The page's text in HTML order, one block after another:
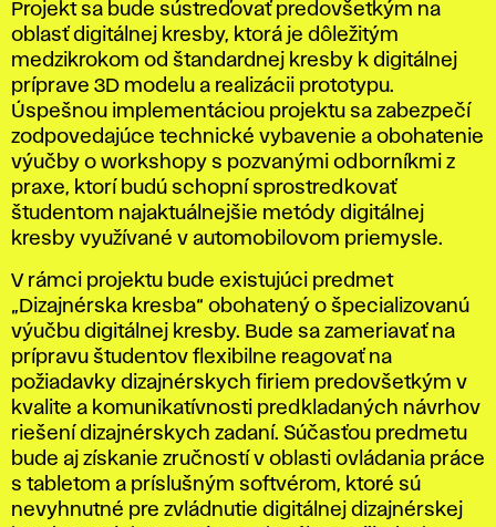
Projekt sa bude sústreďovať predovšetkým na
oblasť digitálnej kresby, ktorá je dôležitým
medzikrokom od štandardnej kresby k digitálnej
príprave 3D modelu a realizácii prototypu.
Úspešnou implementáciou projektu sa zabezpečí
zodpovedajúce technické vybavenie a obohatenie
výučby o workshopy s pozvanými odborníkmi z
praxe, ktorí budú schopní sprostredkovať
študentom najaktuálnejšie metódy digitálnej
kresby využívané v automobilovom priemysle.
V rámci projektu bude existujúci predmet
„Dizajnérska kresba“ obohatený o špecializovanú
výučbu digitálnej kresby. Bude sa zameriavať na
prípravu študentov flexibilne reagovať na
požiadavky dizajnérskych firiem predovšetkým v
kvalite a komunikatívnosti predkladaných návrhov
riešení dizajnérskych zadaní. Súčasťou predmetu
bude aj získanie zručností v oblasti ovládania práce
s tabletom a príslušným softvérom, ktoré sú
nevyhnutné pre zvládnutie digitálnej dizajnérskej